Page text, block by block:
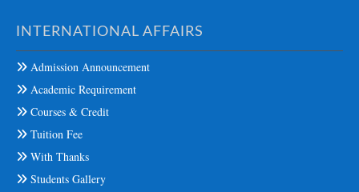
INTERNATIONAL AFFAIRS
Admission Announcement
Academic Requirement
Courses & Credit
Tuition Fee
With Thanks
Students Gallery